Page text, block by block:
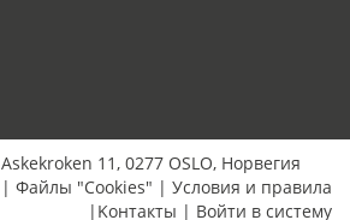
Askekroken 11 , 0277 OSLO, Норвегия
| Файлы "Cookies" | Условия и правила
| Kонтакты | Bойти в систему